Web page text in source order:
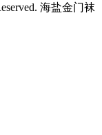
海盐金门袜